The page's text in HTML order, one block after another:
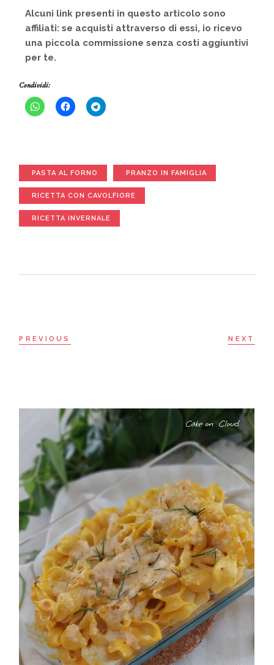
Alcuni link presenti in questo articolo sono
affiliati: se acquisti attraverso di essi, io ricevo
una piccola commissione senza costi aggiuntivi
per te.
Condividi:
PASTA AL FORNO PRANZO IN FAMIGLIA
RICETTA CON CAVOLFIORE
RICETTA INVERNALE
PREVIOUS NEXT